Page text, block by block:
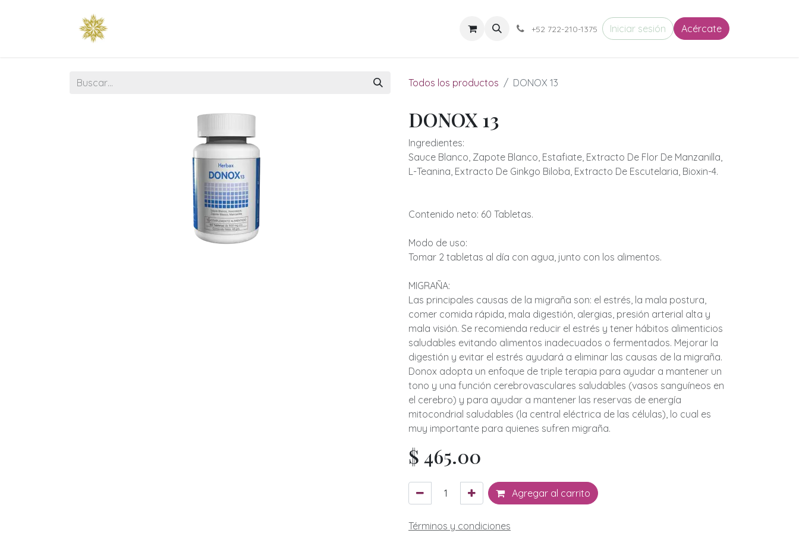
Cuerpo en Armonía Saberes en Movimiento Circulo de Almas Puertas de Entrada
+52 722-210-1375 Iniciar sesión Acércate
Todos los productos DONOX 13
DONOX 13
Ingredientes:
Sauce Blanco, Zapote Blanco, Estafiate, Extracto De Flor De Manzanilla,
L-Teanina, Extracto De Ginkgo Biloba, Extracto De Escutelaria, Bioxin-4.
Contenido neto: 60 Tabletas.
Modo de uso:
Tomar 2 tabletas al día con agua, junto con los alimentos.
MIGRAÑA:
Las principales causas de la migraña son: el estrés, la mala postura,
comer comida rápida, mala digestión, alergias, presión arterial alta y
mala visión. Se recomienda reducir el estrés y tener hábitos alimenticios
saludables evitando alimentos inadecuados o fermentados. Mejorar la
digestión y evitar el estrés ayudará a eliminar las causas de la migraña.
Donox adopta un enfoque de triple terapia para ayudar a mantener un
tono y una función cerebrovasculares saludables (vasos sanguíneos en
el cerebro) y para ayudar a mantener las reservas de energía
mitocondrial saludables (la central eléctrica de las células), lo cual es
muy importante para quienes sufren migraña.
$ 465.00
Agregar al carrito
Términos y condiciones